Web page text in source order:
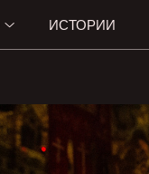
ИСТОРИИ